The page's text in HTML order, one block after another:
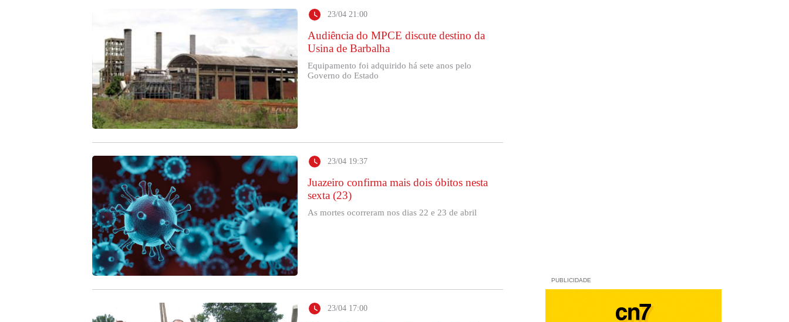
23/04 21:00
Audiência do MPCE discute destino da
Usina de Barbalha
Equipamento foi adquirido há sete anos pelo
Governo do Estado
23/04 19:37
Juazeiro confirma mais dois óbitos nesta
sexta (23)
As mortes ocorreram nos dias 22 e 23 de abril
23/04 17:00
PUBLICIDADE